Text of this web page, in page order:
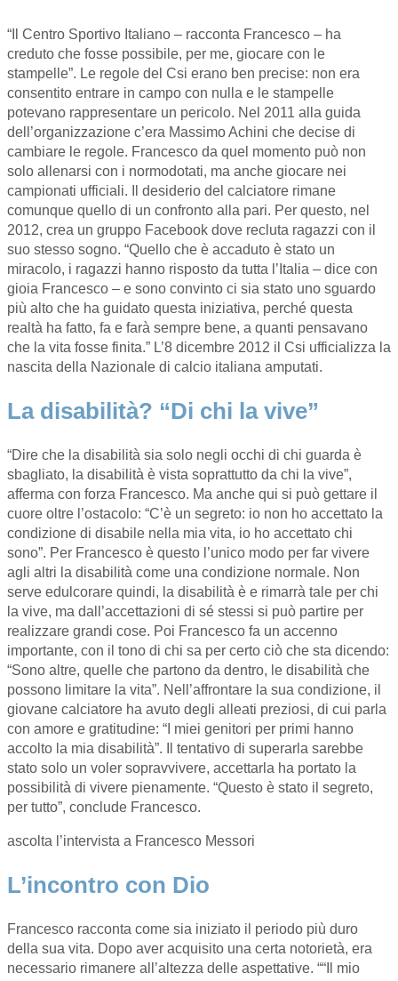
“Il Centro Sportivo Italiano – racconta Francesco – ha
creduto che fosse possibile, per me, giocare con le
stampelle”. Le regole del Csi erano ben precise: non era
consentito entrare in campo con nulla e le stampelle
potevano rappresentare un pericolo. Nel 2011 alla guida
dell’organizzazione c’era Massimo Achini che decise di
cambiare le regole. Francesco da quel momento può non
solo allenarsi con i normodotati, ma anche giocare nei
campionati ufficiali. Il desiderio del calciatore rimane
comunque quello di un confronto alla pari. Per questo, nel
2012, crea un gruppo Facebook dove recluta ragazzi con il
suo stesso sogno. “Quello che è accaduto è stato un
miracolo, i ragazzi hanno risposto da tutta l’Italia – dice con
gioia Francesco – e sono convinto ci sia stato uno sguardo
più alto che ha guidato questa iniziativa, perché questa
realtà ha fatto, fa e farà sempre bene, a quanti pensavano
che la vita fosse finita.” L’8 dicembre 2012 il Csi ufficializza la
nascita della Nazionale di calcio italiana amputati.
La disabilità? “Di chi la vive”
“Dire che la disabilità sia solo negli occhi di chi guarda è
sbagliato, la disabilità è vista soprattutto da chi la vive”,
afferma con forza Francesco. Ma anche qui si può gettare il
cuore oltre l’ostacolo: “C’è un segreto: io non ho accettato la
condizione di disabile nella mia vita, io ho accettato chi
sono”. Per Francesco è questo l’unico modo per far vivere
agli altri la disabilità come una condizione normale. Non
serve edulcorare quindi, la disabilità è e rimarrà tale per chi
la vive, ma dall’accettazioni di sé stessi si può partire per
realizzare grandi cose. Poi Francesco fa un accenno
importante, con il tono di chi sa per certo ciò che sta dicendo:
“Sono altre, quelle che partono da dentro, le disabilità che
possono limitare la vita”. Nell’affrontare la sua condizione, il
giovane calciatore ha avuto degli alleati preziosi, di cui parla
con amore e gratitudine: “I miei genitori per primi hanno
accolto la mia disabilità”. Il tentativo di superarla sarebbe
stato solo un voler sopravvivere, accettarla ha portato la
possibilità di vivere pienamente. “Questo è stato il segreto,
per tutto”, conclude Francesco.
ascolta l’intervista a Francesco Messori
L’incontro con Dio
Francesco racconta come sia iniziato il periodo più duro
della sua vita. Dopo aver acquisito una certa notorietà, era
necessario rimanere all’altezza delle aspettative. ““Il mio